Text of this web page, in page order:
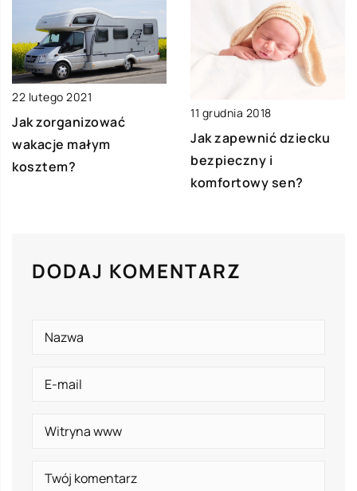
22 lutego 2021
Jak zorganizować
wakacje małym
kosztem?
11 grudnia 2018
Jak zapewnić dziecku
bezpieczny i
komfortowy sen?
DODAJ KOMENTARZ